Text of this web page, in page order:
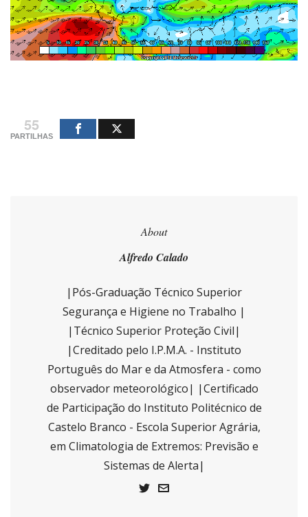
55
PARTILHAS
About
Alfredo Calado
|Pós-Graduação Técnico Superior
Segurança e Higiene no Trabalho |
|Técnico Superior Proteção Civil|
|Creditado pelo I.P.M.A. - Instituto
Português do Mar e da Atmosfera - como
observador meteorológico| |Certificado
de Participação do Instituto Politécnico de
Castelo Branco - Escola Superior Agrária,
em Climatologia de Extremos: Previsão e
Sistemas de Alerta|